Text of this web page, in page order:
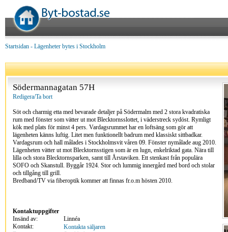
Startsidan - Lägenheter bytes i Stockholm
Södermannagatan 57H
Redigera/Ta bort
Söt och charmig etta med bevarade detaljer på Södermalm med 2 stora kvadratiska
rum med fönster som vätter ut mot Blecktornsslottet, i väderstreck sydöst. Rymligt
kök med plats för minst 4 pers. Vardagsrummet har en loftsäng som gör att
lägenheten känns luftig. Litet men funktionellt badrum med klassiskt sittbadkar.
Vardagsrum och hall målades i Stockholmsvit våren 09. Fönster nymålade aug 2010.
Lägenheten vätter ut mot Blecktornsstigen som är en lugn, enkelriktad gata. Nära till
lilla och stora Blecktornsparken, samt till Årstaviken. Ett stenkast från populära
SOFO och Skanstull. Byggår 1924. Stor och lummig innergård med bord och stolar
och tillgång till grill.
Bredband/TV via fiberoptik kommer att finnas fr.o.m hösten 2010.
Kontaktuppgifter
Insänd av:
Linnéa
Kontakt:
Kontakta säljaren